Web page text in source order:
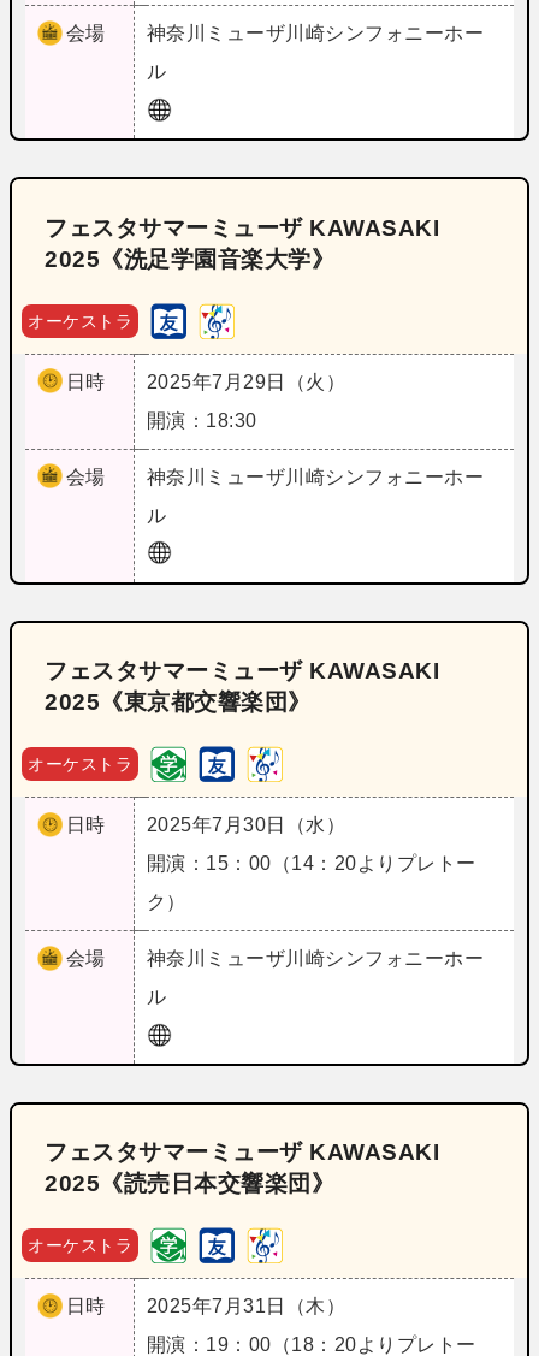
会場 神奈川
ミューザ川崎シンフォニーホー
ル
フェスタサマーミューザ KAWASAKI
2025《洗足学園音楽大学》
オーケストラ
日時
2025年7月29日（火）
開演：18:30
会場 神奈川
ミューザ川崎シンフォニーホー
ル
フェスタサマーミューザ KAWASAKI
2025《東京都交響楽団》
オーケストラ
日時
2025年7月30日（水）
開演：15：00（14：20よりプレトー
ク）
会場 神奈川
ミューザ川崎シンフォニーホー
ル
フェスタサマーミューザ KAWASAKI
2025《読売日本交響楽団》
オーケストラ
日時
2025年7月31日（木）
開演：19：00（18：20よりプレトー